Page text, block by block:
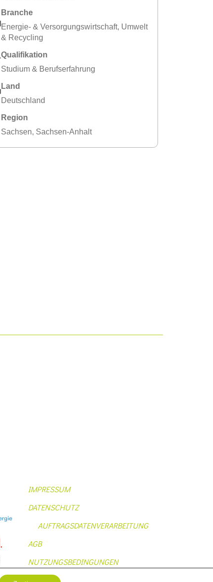
Branche
Energie- & Versorgungswirtschaft, Umwelt
& Recycling
Qualifikation
Studium & Berufserfahrung
Land
Deutschland
Region
Sachsen, Sachsen-Anhalt
IMPRESSUM
DATENSCHUTZ
AUFTRAGSDATENVERARBEITUNG
AGB
NUTZUNGSBEDINGUNGEN